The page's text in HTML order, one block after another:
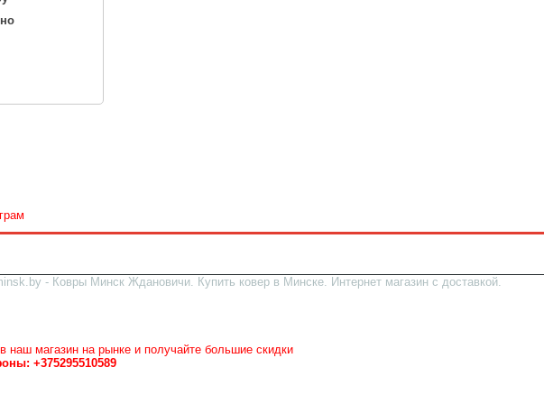
- Ковры Минск Ждановичи. Купить ковер в Минске. Интернет магазин с доставкой.
наш магазин на рынке и получайте большие скидки
+375295510589